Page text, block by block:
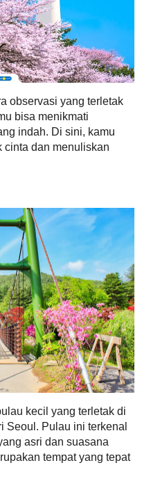
observasi yang terletak
bisa menikmati
indah. Di sini, kamu
cinta dan menuliskan
kecil yang terletak di
Seoul. Pulau ini terkenal
asri dan suasana
tempat yang tepat